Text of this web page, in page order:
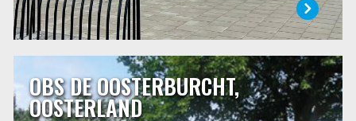
OBS DE OOSTERBURCHT,
OOSTERLAND
OBS DE OOSTERBURCHT, OOSTERLAND
Op De Oosterburcht is iedereen welkom. Wij hebben oog
voor ieder kind en vinden openheid, zorg en respect voor